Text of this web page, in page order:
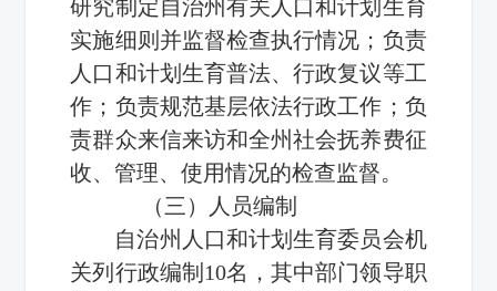
研究制定自治州有关人口和计划生育
实施细则并监督检查执行情况；负责
人口和计划生育普法、行政复议等工
作；负责规范基层依法行政工作；负
责群众来信来访和全州社会抚养费征
收、管理、使用情况的检查监督。
（三）人员编制
自治州人口和计划生育委员会机
关列行政编制10名，其中部门领导职